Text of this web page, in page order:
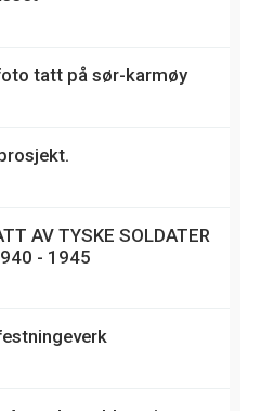
tatt på sør-karmøy
AV TYSKE SOLDATER
- 1945